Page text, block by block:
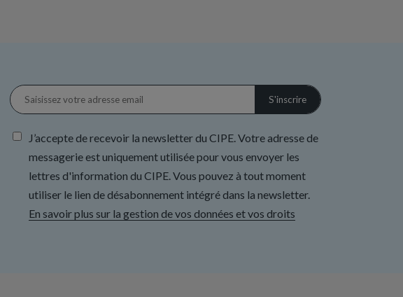
J’accepte de recevoir la newsletter du CIPE. Votre adresse de
messagerie est uniquement utilisée pour vous envoyer les
lettres d'information du CIPE. Vous pouvez à tout moment
utiliser le lien de désabonnement intégré dans la newsletter.
En savoir plus sur la gestion de vos données et vos droits